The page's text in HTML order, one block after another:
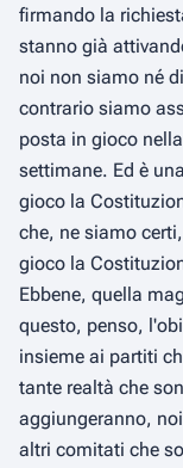
firmando la
stanno già
noi non siamo né
contrario siamo
posta in gioco
settimane. Ed è
gioco la
che, ne siamo
gioco la
Ebbene, quella
questo, penso,
insieme ai partiti
tante realtà che
aggiungeranno,
altri comitati che